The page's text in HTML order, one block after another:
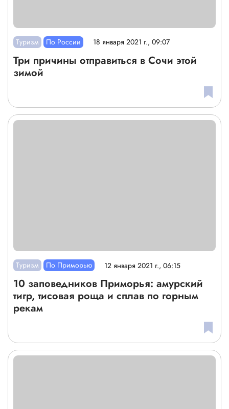
Туризм По России 18 января 2021 г., 09:07
Три причины отправиться в Сочи этой
зимой
Туризм По Приморью 12 января 2021 г., 06:15
10 заповедников Приморья: амурский
тигр, тисовая роща и сплав по горным
рекам